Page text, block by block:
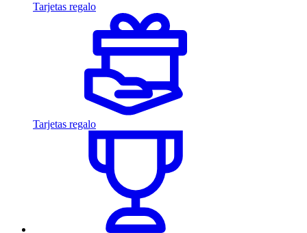
Tarjetas regalo
Tarjetas regalo